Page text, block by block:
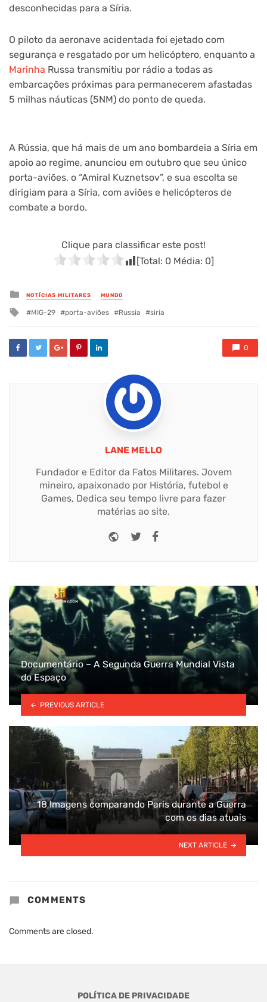
desconhecidas para a Síria.
O piloto da aeronave acidentada foi ejetado com
segurança e resgatado por um helicóptero, enquanto a
Marinha Russa transmitiu por rádio a todas as
embarcações próximas para permanecerem afastadas
5 milhas náuticas (5NM) do ponto de queda.
A Rússia, que há mais de um ano bombardeia a Síria em
apoio ao regime, anunciou em outubro que seu único
porta-aviões, o “Amiral Kuznetsov”, e sua escolta se
dirigiam para a Síria, com aviões e helicópteros de
combate a bordo.
Clique para classificar este post!
[Total: 0 Média: 0]
Posted
in
NOTÍCIAS MILITARES MUNDO
Tagged
MIG-29 porta-aviões Russia siria
0
LANE MELLO
Fundador e Editor da Fatos Militares. Jovem
mineiro, apaixonado por História, futebol e
Games, Dedica seu tempo livre para fazer
matérias ao site.
Website
Twitter
Documentário – A Segunda Guerra Mundial Vista
do Espaço
PREVIOUS ARTICLE
18 Imagens comparando Paris durante a Guerra
com os dias atuais
NEXT ARTICLE
COMMENTS
Comments are closed.
POLÍTICA DE PRIVACIDADE